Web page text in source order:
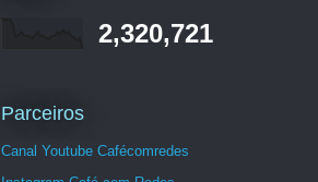
2,320,721
Parceiros
Canal Youtube Cafécomredes